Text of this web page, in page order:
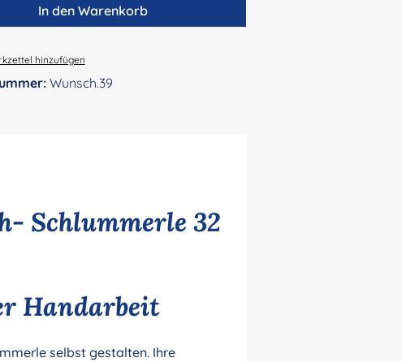
In den Warenkorb
hinzufügen
Wunsch.39
Schlummerle 32
Handarbeit
selbst gestalten. Ihre